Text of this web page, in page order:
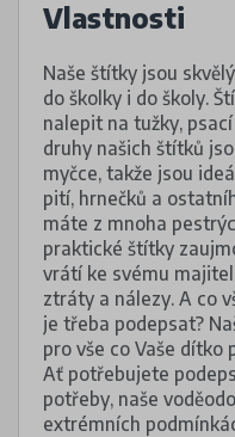
Vlastnosti
Naše štítky jsou
do školky i do školy.
nalepit na tužky,
druhy našich štítků
myčce, takže jsou
pití, hrnečků a
máte z mnoha
praktické štítky
vrátí ke svému
ztráty a nálezy. A co
je třeba podepsat?
pro vše co Vaše dítko
Ať potřebujete
potřeby, naše
extrémních